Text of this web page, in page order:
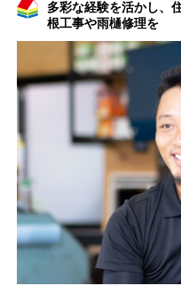
多彩な経験を活かし、
根工事や雨樋修理を